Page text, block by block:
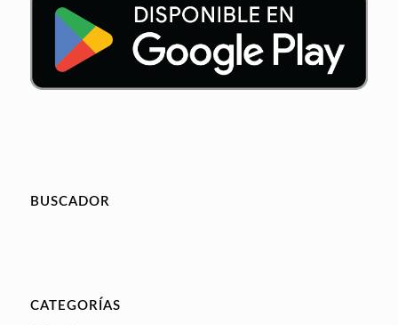
BUSCADOR
CATEGORÍAS